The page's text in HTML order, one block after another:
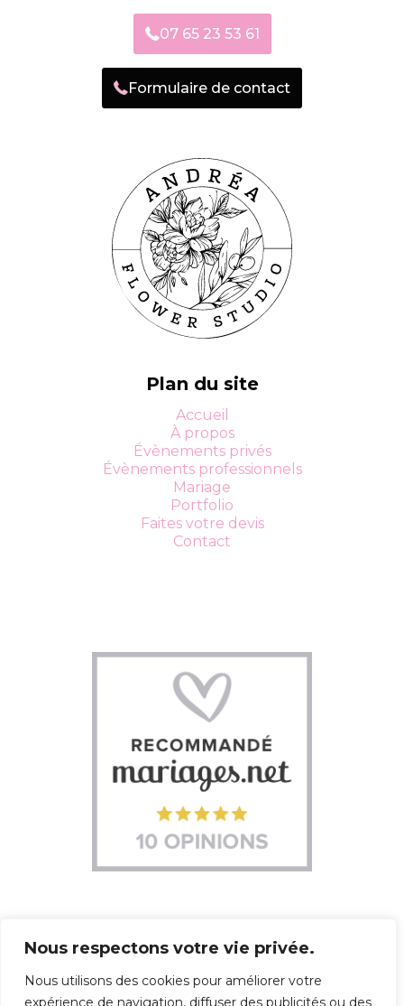
Nous respectons votre vie privée.
Nous utilisons des cookies pour améliorer votre
expérience de navigation, diffuser des publicités ou des
07 65 23 53 61
Formulaire de contact
Plan du site
Accueil
À propos
Évènements privés
Évènements professionnels
Mariage
Portfolio
Faites votre devis
Contact